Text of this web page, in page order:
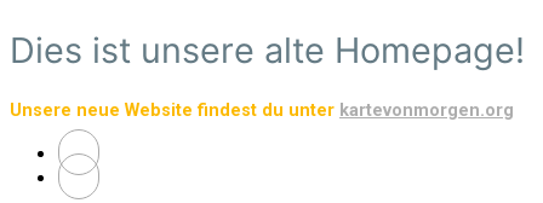
Zum
Hauptinhalt
Dies ist unsere alte Homepage!
Unsere neue Website findest du unter kartevonmorgen.org